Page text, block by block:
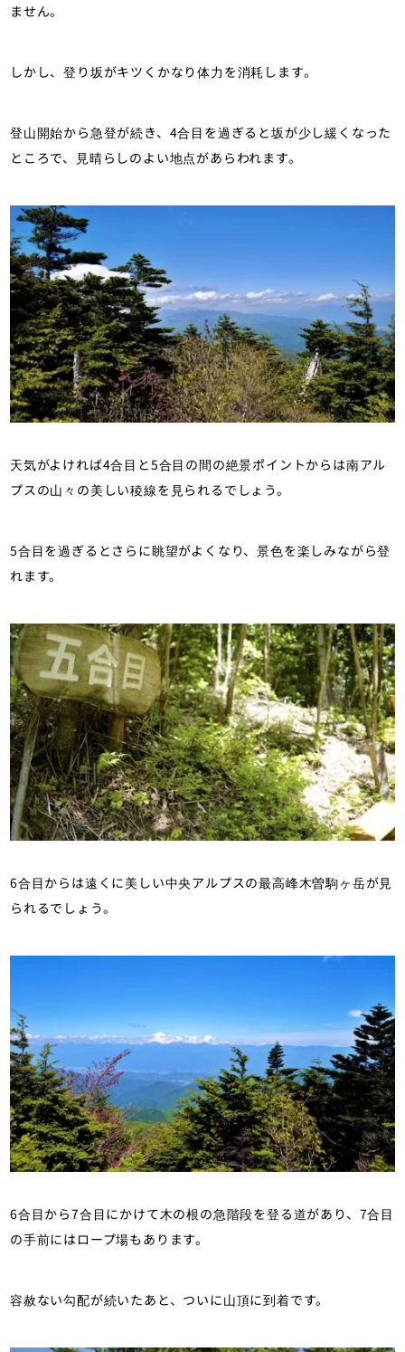
ません。
しかし、登り坂がキツくかなり体力を消耗します。
登山開始から急登が続き、4合目を過ぎると坂が少し緩くなった
ところで、見晴らしのよい地点があらわれます。
天気がよければ4合目と5合目の間の絶景ポイントからは南アル
プスの山々の美しい稜線を見られるでしょう。
5合目を過ぎるとさらに眺望がよくなり、景色を楽しみながら登
れます。
6合目からは遠くに美しい中央アルプスの最高峰木曽駒ヶ岳が見
られるでしょう。
6合目から7合目にかけて木の根の急階段を登る道があり、7合目
の手前にはロープ場もあります。
容赦ない勾配が続いたあと、ついに山頂に到着です。